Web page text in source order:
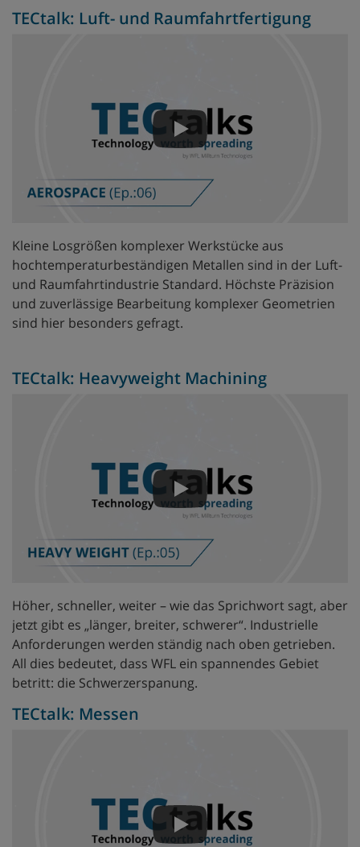
TECtalk: Luft- und Raumfahrtfertigung
Kleine Losgrößen komplexer Werkstücke aus
hochtemperaturbeständigen Metallen sind in der Luft-
und Raumfahrtindustrie Standard. Höchste Präzision
und zuverlässige Bearbeitung komplexer Geometrien
sind hier besonders gefragt.
TECtalk: Heavyweight Machining
Höher, schneller, weiter – wie das Sprichwort sagt, aber
jetzt gibt es „länger, breiter, schwerer“. Industrielle
Anforderungen werden ständig nach oben getrieben.
All dies bedeutet, dass WFL ein spannendes Gebiet
betritt: die Schwerzerspanung.
TECtalk: Messen